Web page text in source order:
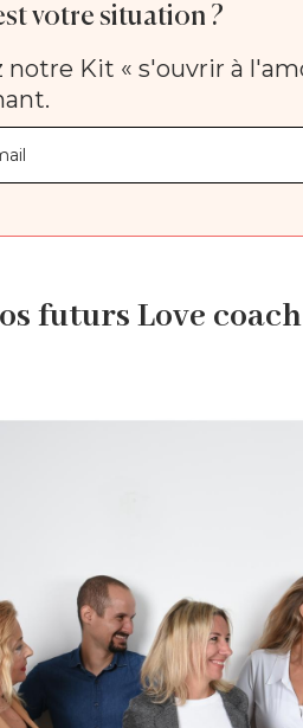
votre situation ?
notre Kit « s'ouvrir à
futurs Love